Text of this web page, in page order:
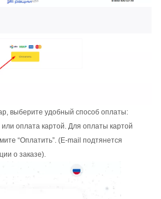
выберите удобный способ оплаты:
оплата картой. Для оплаты картой
“Оплатить”. (E-mail подтянется
о заказе).